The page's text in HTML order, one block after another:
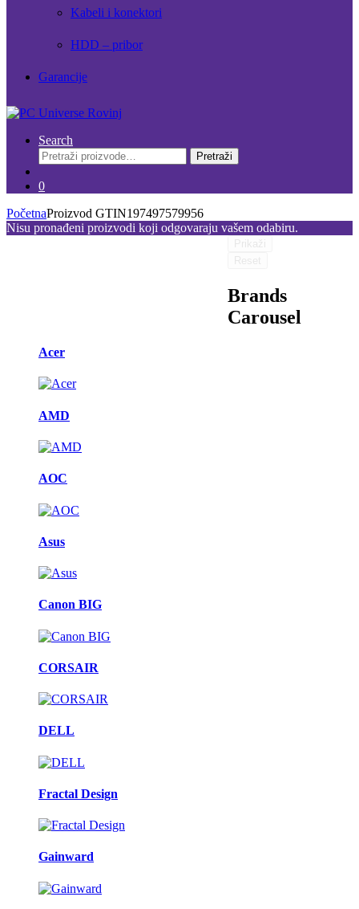
Kabeli i konektori
HDD – pribor
Garancije
Search
Pretraži:
Pretraži
0
PočetnaProizvod GTIN197497579956
Nisu pronađeni proizvodi koji odgovaraju vašem odabiru.
Brands
Carousel
Acer
AMD
AOC
Asus
Canon BIG
CORSAIR
DELL
Fractal Design
Gainward